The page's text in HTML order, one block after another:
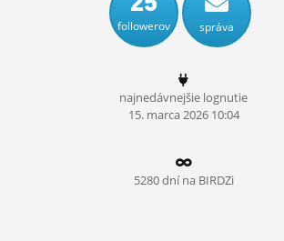
OBRÁZKY
MÔJ PROFIL
ROLETA
followerov správa
najnedávnejšie lognutie
15. marca2026 10:04
5280 dní na BIRDZi